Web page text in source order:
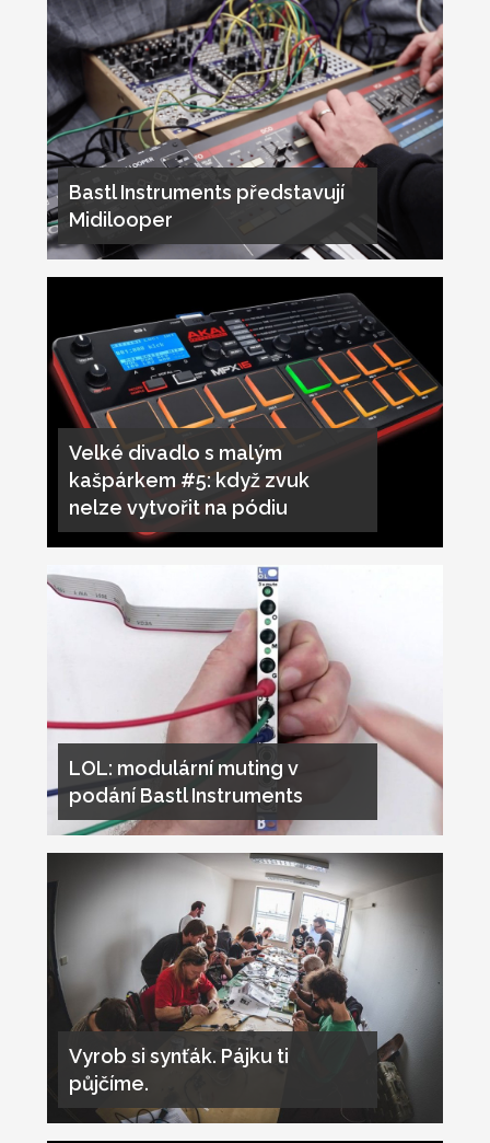
Bastl Instruments představují
Midilooper
Velké divadlo s malým
kašpárkem #5: když zvuk
nelze vytvořit na pódiu
LOL: modulární muting v
podání Bastl Instruments
Vyrob si synťák. Pájku ti
půjčíme.